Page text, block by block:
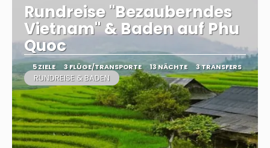
Rundreise "Bezauberndes
Vietnam" & Baden auf Phu
Quoc
5 ZIELE 3 FLÜGE/TRANSPORTE 13 NÄCHTE 3 TRANSFERS
RUNDREISE & BADEN